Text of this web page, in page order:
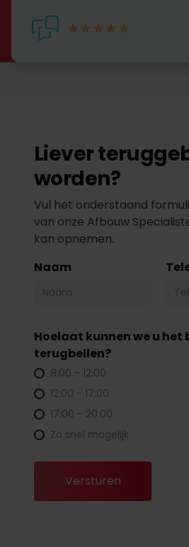
Liever
worden?
Vul het onderstaand
van onze Afbouw
kan opnemen.
Naam
Hoelaat kunnen we u het
terugbellen?
8:00 - 12:00
12:00 - 17:00
17:00 - 20:00
Zo snel mogelijk